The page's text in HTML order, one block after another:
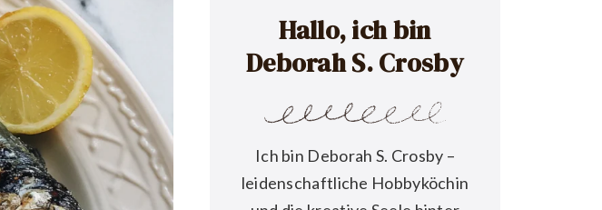
Hallo, ich bin
Deborah S. Crosby
Ich bin Deborah S. Crosby –
leidenschaftliche Hobbyköchin